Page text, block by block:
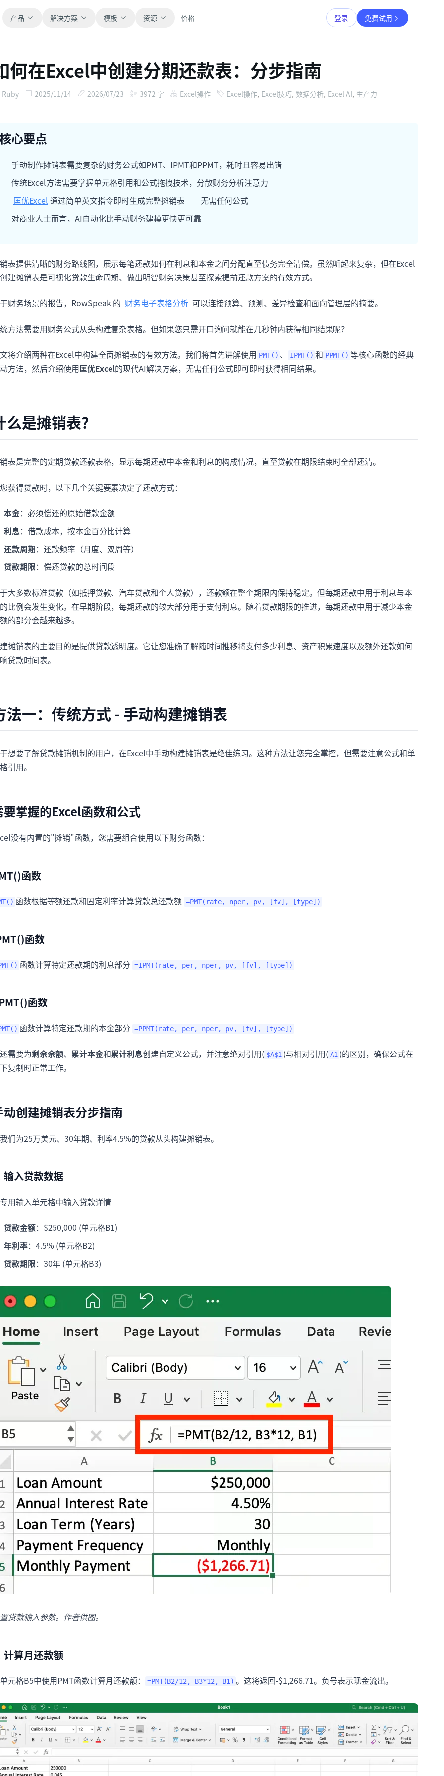
产品 解决方案 模板
全部
浏览全部可直接使用的表格模板。
用于跟踪流程、协作、计划与执行。
销售
支持销售管道、目标、预测和营收跟踪。
分析
用于看板、KPI复盘和经营分析。
资源
博客
获取产品更新、案例和工作流灵感。
查看产品文档、配置和使用说明。
提示词库
用于分析、报表和清洗的实用提示词。
价格 登录 免费试用
何在Excel中创建分期还款表：分步指南
Ruby 2025/11/14 2026/07/23 3972 字 Excel操作 Excel操作, Excel技巧, 数据分析, Excel AI, 生产力
核心要点
手动制作摊销表需要复杂的财务公式如PMT、IPMT和PPMT，耗时且容易出错
传统Excel方法需要掌握单元格引用和公式拖拽技术，分散财务分析注意力
匡优Excel 通过简单英文指令即时生成完整摊销表——无需任何公式
对商业人士而言，AI自动化比手动财务建模更快更可靠
表提供清晰的财务路线图，展示每笔还款如何在利息和本金之间分配直至债务完全清偿。虽然听起来复杂，但在Excel
建摊销表是可视化贷款生命周期、做出明智财务决策甚至探索提前还款方案的有效方式。
财务场景的报告，RowSpeak 的 财务电子表格分析 可以连接预算、预测、差异检查和面向管理层的摘要。
方法需要用财务公式从头构建复杂表格。但如果您只需开口询问就能在几秒钟内获得相同结果呢？
将介绍两种在Excel中构建全面摊销表的有效方法。我们将首先讲解使用 PMT() 、 IPMT() 和 PPMT() 等核心函数的经典
方法，然后介绍使用匡优Excel的现代AI解决方案，无需任何公式即可即时获得相同结果。
么是摊销表？
表是完整的定期贷款还款表格，显示每期还款中本金和利息的构成情况，直至贷款在期限结束时全部还清。
获得贷款时，以下几个关键要素决定了还款方式：
本金：必须偿还的原始借款金额
利息：借款成本，按本金百分比计算
还款周期：还款频率（月度、双周等）
贷款期限：偿还贷款的总时间段
大多数标准贷款（如抵押贷款、汽车贷款和个人贷款），还款额在整个期限内保持稳定。但每期还款中用于利息与本
比例会发生变化。在早期阶段，每期还款的较大部分用于支付利息。随着贷款期限的推进，每期还款中用于减少本金
的部分会越来越多。
摊销表的主要目的是提供贷款透明度。它让您准确了解随时间推移将支付多少利息、资产积累速度以及额外还款如何
贷款时间表。
法一：传统方式 - 手动构建摊销表
想要了解贷款摊销机制的用户，在Excel中手动构建摊销表是绝佳练习。这种方法让您完全掌控，但需要注意公式和单
引用。
要掌握的Excel函数和公式
没有内置的"摊销"函数，您需要组合使用以下财务函数：
函数
函数根据等额还款和固定利率计算贷款总还款额 =PMT(rate, nper, pv, [fv], [type])
函数
函数计算特定还款期的利息部分 =IPMT(rate, per, nper, pv, [fv], [type])
函数
函数计算特定还款期的本金部分 =PPMT(rate, per, nper, pv, [fv], [type])
需要为剩余余额、 累计本金和累计利息创建自定义公式，并注意绝对引用( $A$1 )与相对引用( A1 )的区别，确保公式在
复制时正常工作。
动创建摊销表分步指南
们为25万美元、30年期、利率4.5%的贷款从头构建摊销表。
输入贷款数据
用输入单元格中输入贷款详情
贷款金额：$250,000 (单元格B1)
年利率：4.5% (单元格B2)
贷款期限：30年 (单元格B3)
贷款输入参数。作者供图。
计算月还款额
元格B5中使用PMT函数计算月还款额： =PMT(B2/12, B3*12, B1) 。这将返回-$1,266.71。负号表示现金流出。